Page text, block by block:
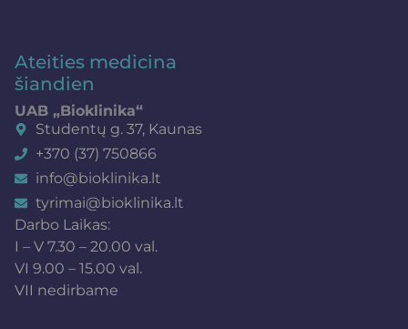
Ateities medicina
šiandien
UAB „Bioklinika“
Studentų g. 37, Kaunas
+370 (37) 750866
info@bioklinika.lt
tyrimai@bioklinika.lt
Darbo Laikas:
I – V 7.30 – 20.00 val.
VI 9.00 – 15.00 val.
VII nedirbame